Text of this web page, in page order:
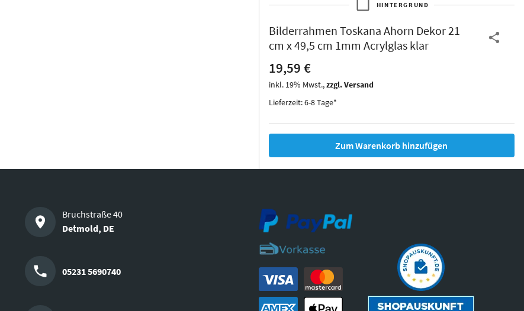
Thurgau
Thurgau
*Canvas*
Burgund
Kunststoff
Ohio
HINTERGRUND
Bilderrahmen Toskana Ahorn Dekor 21
cm x 49,5 cm 1mm Acrylglas klar
19,59 €
inkl. 19% Mwst.,zzgl. Versand
Lieferzeit: 6-8 Tage*
Zum Warenkorb hinzufügen
Bruchstraße 40
Detmold, DE
05231 5690740